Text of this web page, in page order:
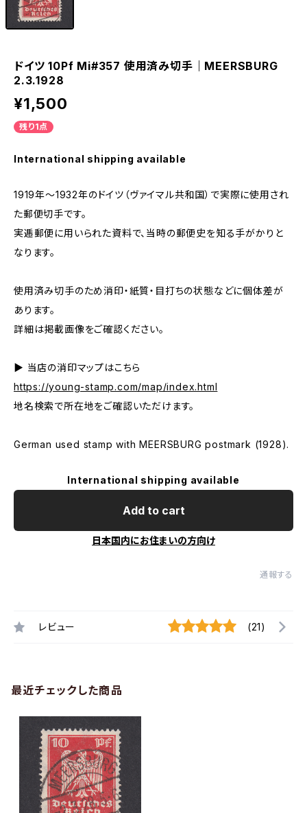
ドイツ 10Pf Mi#357 使用済み切手｜MEERSBURG
2.3.1928
¥1,500
残り1点
International shipping available
1919年～1932年のドイツ（ヴァイマル共和国）で実際に使用され
た郵便切手です。
実逓郵便に用いられた資料で、当時の郵便史を知る手がかりと
なります。
使用済み切手のため消印・紙質・目打ちの状態などに個体差が
あります。
詳細は掲載画像をご確認ください。
▶ 当店の消印マップはこちら
https://young-stamp.com/map/index.html
地名検索で所在地をご確認いただけます。
German used stamp with MEERSBURG postmark (1928).
International shipping available
Add to cart
日本国内にお住まいの方向け
通報する
レビュー (21)
最近チェックした商品